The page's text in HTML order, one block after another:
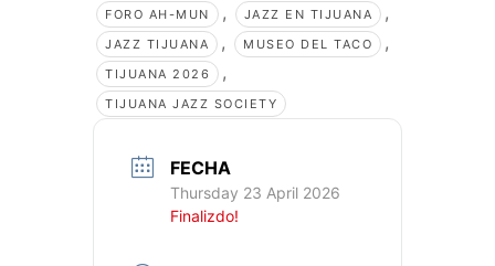
FORO AH-MUN , JAZZ EN TIJUANA ,
JAZZ TIJUANA , MUSEO DEL TACO ,
TIJUANA 2026 ,
TIJUANA JAZZ SOCIETY
FECHA
Thursday 23 April 2026
Finalizdo!